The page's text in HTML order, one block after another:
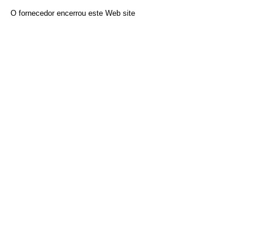
O fornecedor encerrou este Web site